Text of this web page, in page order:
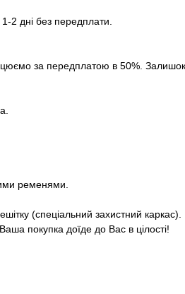
2 дні без передплати.
за передплатою в 50%. Залишок
ременями.
(спеціальний захистний каркас).
покупка доїде до Вас в цілості!